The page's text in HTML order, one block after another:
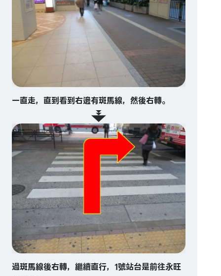
一直走，直到看到右邊有斑馬線，然後右轉。
過斑馬線後右轉，繼續直行，1號站台是前往永旺